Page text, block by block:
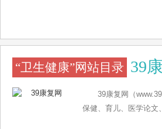
“卫生健康”网站目录 39
39康复网（
保健、育儿、医学论文